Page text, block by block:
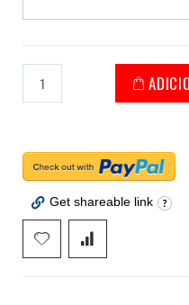
Get shareable link